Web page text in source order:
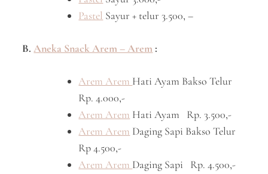
Pastel Sayur + telur 3.500, –
B.Aneka Snack Arem – Arem :
Arem Arem Hati Ayam Bakso Telur
Rp. 4.000,-
Arem Arem Hati Ayam Rp. 3.500,-
Arem Arem Daging Sapi Bakso Telur
Rp 4.500,-
Arem Arem Daging Sapi Rp. 4.500,-